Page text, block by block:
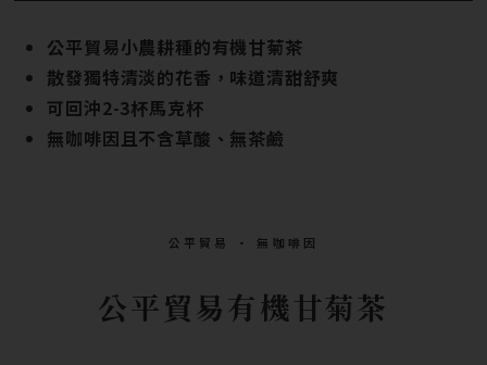
公平貿易小農耕種的有機甘菊茶
散發獨特清淡的花香，味道清甜舒爽
可回沖2-3杯馬克杯
無咖啡因且不含草酸、無茶鹼
公平貿易 ‧ 無咖啡因
公平貿易有機甘菊茶